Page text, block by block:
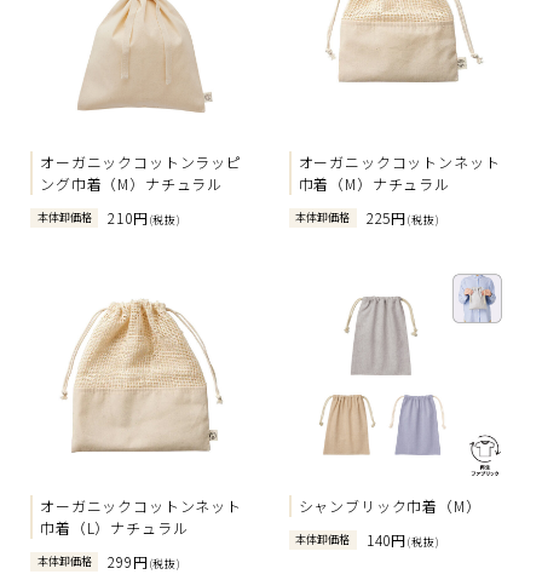
オーガニックコットンラッピ
ング巾着（M）ナチュラル
本体卸価格 210円(税抜)
オーガニックコットンネット
巾着（M）ナチュラル
本体卸価格 225円(税抜)
オーガニックコットンネット
巾着（L）ナチュラル
本体卸価格 299円(税抜)
シャンブリック巾着（M）
本体卸価格 140円(税抜)